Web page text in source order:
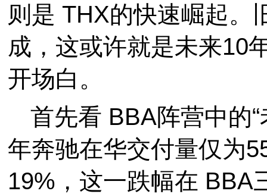
则是 THX的快速崛起。
成，这或许就是未来10
开场白。
首先看 BBA阵营中的
年奔驰在华交付量仅为
19%，这一跌幅在 BBA